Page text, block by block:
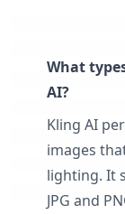
What
AI?
Kling AI
images
lighting. It
JPG and